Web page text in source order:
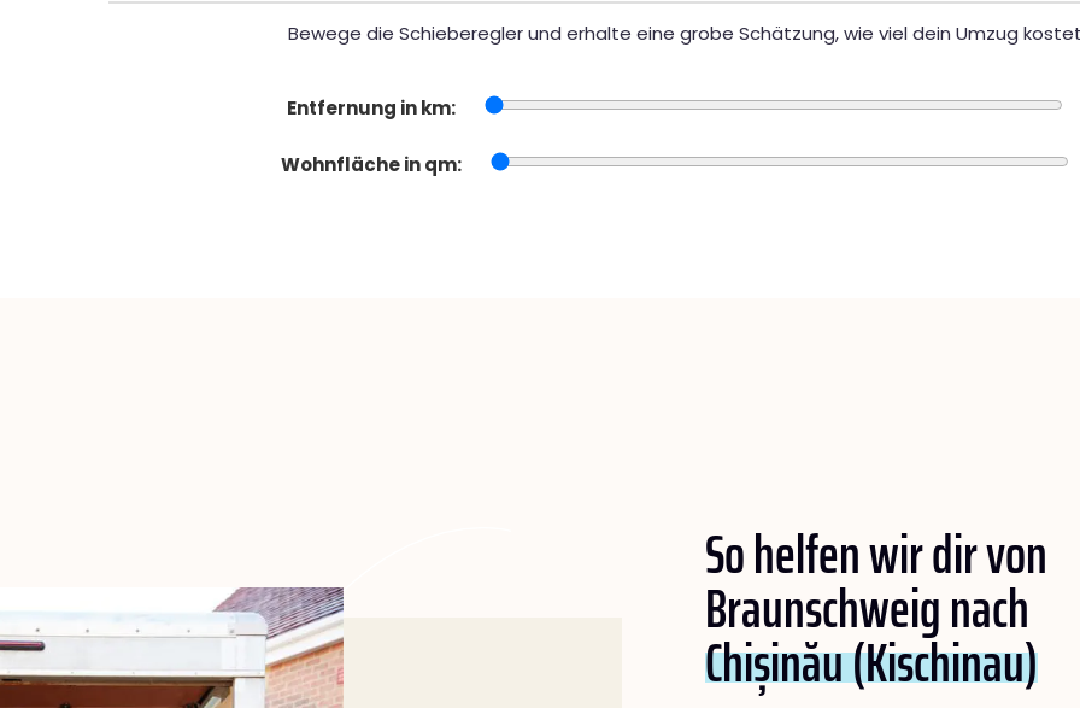
Bewege die Schieberegler und erhalte eine grobe Schätzung, wie viel dein Umzug
Entfernung in km:
Wohnfläche in qm:
So helfen wir dir von
Braunschweig nach
Chișinău (Kischinau)